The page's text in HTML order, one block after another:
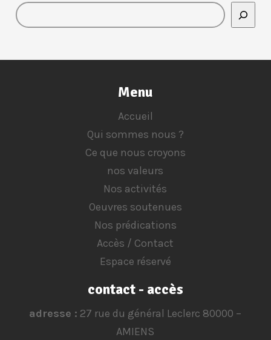
Menu
Accueil
Qui sommes nous ?
Ce que nous croyons
nos valeurs
Nos activités
Oeuvres soutenues
Nos prédications
Accès / Contact
Espace réservé
contact - accès
adresse : 27 rue du général Leclerc 80000 –
AMIENS